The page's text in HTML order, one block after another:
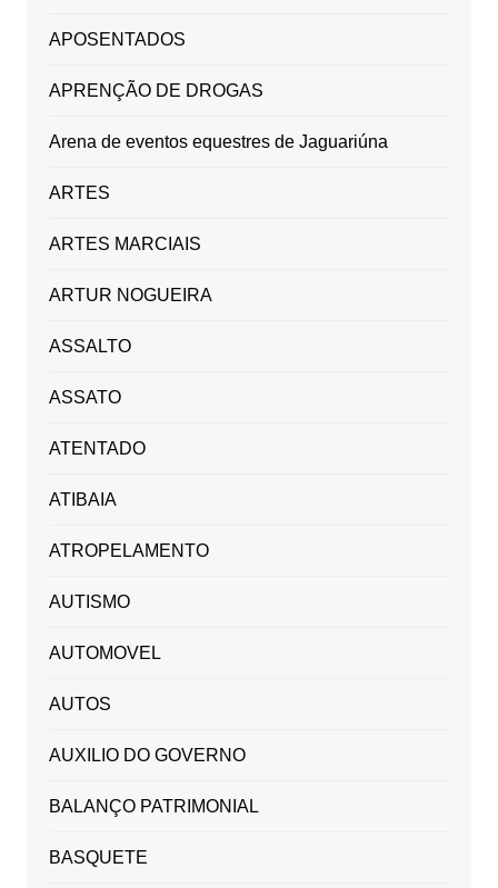
APOSENTADOS
APRENÇÃO DE DROGAS
Arena de eventos equestres de Jaguariúna
ARTES
ARTES MARCIAIS
ARTUR NOGUEIRA
ASSALTO
ASSATO
ATENTADO
ATIBAIA
ATROPELAMENTO
AUTISMO
AUTOMOVEL
AUTOS
AUXILIO DO GOVERNO
BALANÇO PATRIMONIAL
BASQUETE